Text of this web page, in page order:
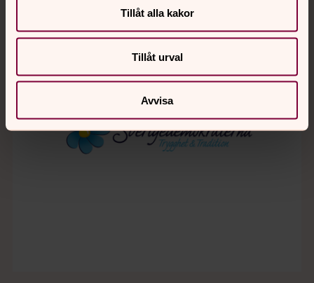
Tillåt alla kakor
Tillåt urval
Avvisa